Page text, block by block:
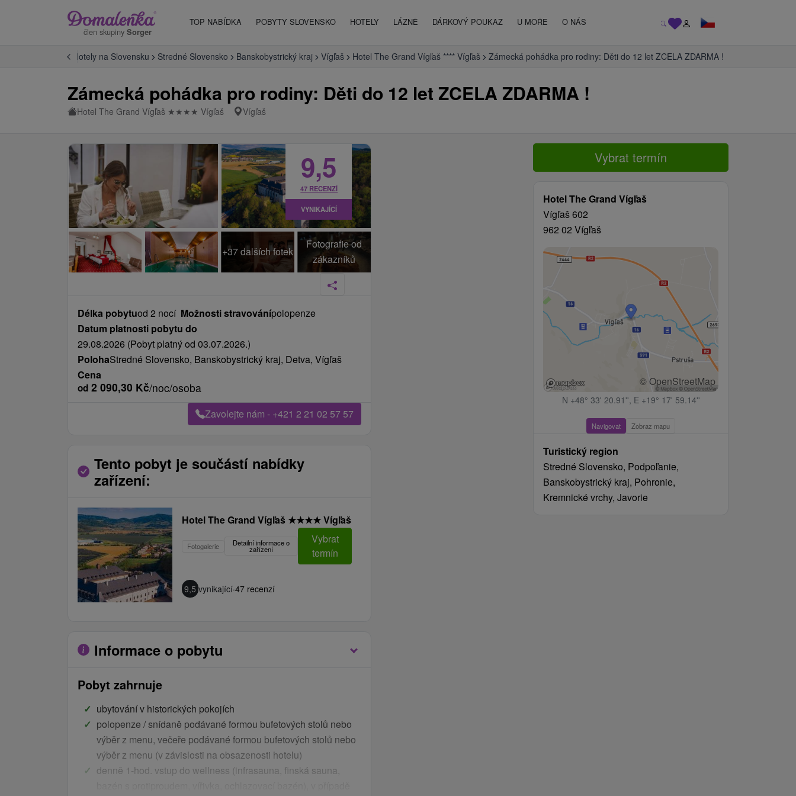
člen skupiny Sorger
TOP NABÍDKA POBYTY SLOVENSKO HOTELY LÁZNĚ DÁRKOVÝ POUKAZ U MOŘE O NÁS
Hotely na Slovensku Stredné Slovensko Banskobystrický kraj Vígľaš Hotel The Grand Vígľaš **** Vígľaš Zámecká pohádka pro rodiny: Děti do 12 let ZCELA ZDARMA !
Zámecká pohádka pro rodiny: Děti do 12 let ZCELA ZDARMA !
Hotel The Grand Vígľaš ★ ★ ★ ★ Vígľaš Vígľaš
Vybrat termín
Hotel The Grand Vígľaš
Vígľaš 602
962 02 Vígľaš
© OpenStreetMap
N +48° 33' 20.91'', E +19° 17' 59.14''
Navigovat Zobraz mapu
Turistický region
Stredné Slovensko, Podpoľanie,
Banskobystrický kraj, Pohronie,
Kremnické vrchy, Javorie
+37 dalších fotek
Fotografie od
zákazníků
9,5
47 RECENZÍ
VYNIKAJÍCÍ
Délka pobytuod 2 nocí Možnosti stravovánípolopenze
Datum platnosti pobytu do
29.08.2026 (Pobyt platný od 03.07.2026.)
PolohaStredné Slovensko, Banskobystrický kraj, Detva, Vígľaš
Cena
od 2 090,30 Kč/noc/osoba
Zavolejte nám - +421 2 21 02 57 57
Tento pobyt je součástí nabídky
zařízení:
Hotel The Grand Vígľaš ★★★★Vígľaš
Fotogalerie Detailní informace o
zařízení
Vybrat
termín
9,5 vynikající·47 recenzí
Informace o pobytu
Pobyt zahrnuje
ubytování v historických pokojích
polopenze / snídaně podávané formou bufetových stolů nebo
výběr z menu, večeře podávané formou bufetových stolů nebo
výběr z menu (v závislosti na obsazenosti hotelu)
denně 1-hod. vstup do wellness (infrasauna, finská sauna,